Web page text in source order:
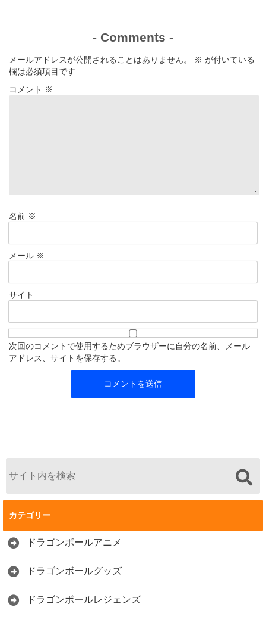
- Comments -
メールアドレスが公開されることはありません。 ※ が付いている
欄は必須項目です
コメント ※
名前 ※
メール ※
サイト
次回のコメントで使用するためブラウザーに自分の名前、メール
アドレス、サイトを保存する。
カテゴリー
ドラゴンボールアニメ
ドラゴンボールグッズ
ドラゴンボールレジェンズ